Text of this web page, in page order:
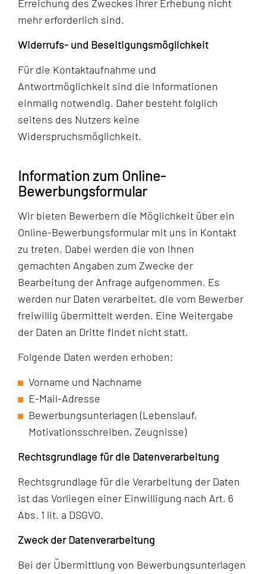
Erreichung des Zweckes ihrer Erhebung nicht
mehr erforderlich sind.
Widerrufs- und Beseitigungsmöglichkeit
Für die Kontaktaufnahme und
Antwortmöglichkeit sind die Informationen
einmalig notwendig. Daher besteht folglich
seitens des Nutzers keine
Widerspruchsmöglichkeit.
Information zum Online-
Bewerbungsformular
Wir bieten Bewerbern die Möglichkeit über ein
Online-Bewerbungsformular mit uns in Kontakt
zu treten. Dabei werden die von Ihnen
gemachten Angaben zum Zwecke der
Bearbeitung der Anfrage aufgenommen. Es
werden nur Daten verarbeitet, die vom Bewerber
freiwillig übermittelt werden. Eine Weitergabe
der Daten an Dritte findet nicht statt.
Folgende Daten werden erhoben:
Vorname und Nachname
E-Mail-Adresse
Bewerbungsunterlagen (Lebenslauf,
Motivationsschreiben, Zeugnisse)
Rechtsgrundlage für die Datenverarbeitung
Rechtsgrundlage für die Verarbeitung der Daten
ist das Vorliegen einer Einwilligung nach Art. 6
Abs. 1 lit. a DSGVO.
Zweck der Datenverarbeitung
Bei der Übermittlung von Bewerbungsunterlagen